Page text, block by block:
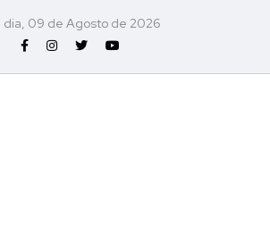
dia, 09 de Agosto de 2026